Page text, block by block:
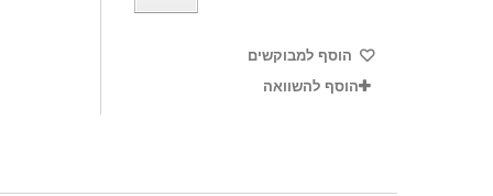
הוסף למבוקשים
הוסף להשוואה